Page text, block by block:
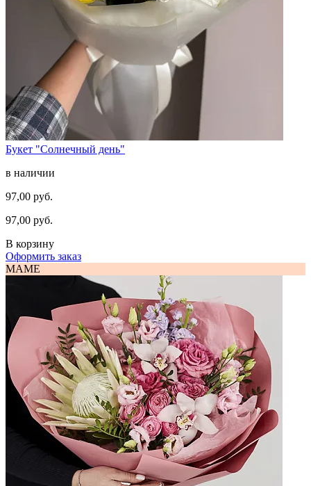
Букет "Солнечный день"
в наличии
97,00 руб.
97,00 руб.
В корзину
Оформить заказ
МАМЕ